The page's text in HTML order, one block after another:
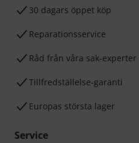
30 dagars öppet köp
Reparationsservice
Råd från våra sak-experter
Tillfredställelse-garanti
Europas största lager
Service